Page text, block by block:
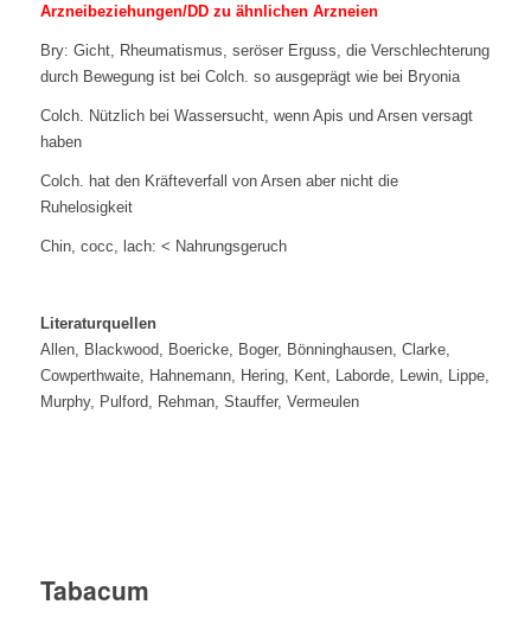
Arzneibeziehungen/DD zu ähnlichen Arzneien
Bry: Gicht, Rheumatismus, seröser Erguss, die Verschlechterung
durch Bewegung ist bei Colch. so ausgeprägt wie bei Bryonia
Colch. Nützlich bei Wassersucht, wenn Apis und Arsen versagt
haben
Colch. hat den Kräfteverfall von Arsen aber nicht die
Ruhelosigkeit
Chin, cocc, lach: < Nahrungsgeruch
Literaturquellen
Allen, Blackwood, Boericke, Boger, Bönninghausen, Clarke,
Cowperthwaite, Hahnemann, Hering, Kent, Laborde, Lewin, Lippe,
Murphy, Pulford, Rehman, Stauffer, Vermeulen
Tabacum